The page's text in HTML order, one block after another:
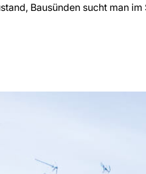
Bausünden sucht man